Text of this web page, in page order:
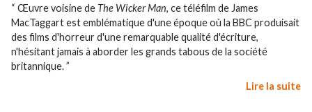
“ Œuvre voisine de The Wicker Man, ce téléfilm de James
MacTaggart est emblématique d'une époque où la BBC produisait
des films d'horreur d'une remarquable qualité d'écriture,
n'hésitant jamais à aborder les grands tabous de la société
britannique. ”
Lire la suite